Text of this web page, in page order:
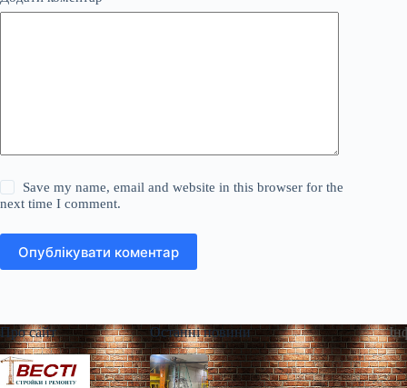
Save my name, email and website in this browser for the
next time I comment.
Опублікувати коментар
Про сайт Останні новини